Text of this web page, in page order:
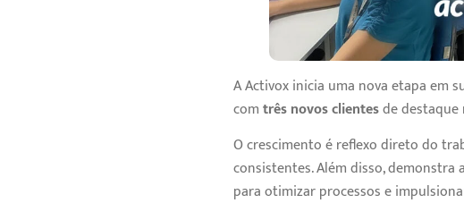
A Activox inicia uma nova etapa em
comtrês novos clientesde
O crescimento é reflexo direto do
consistentes. Além disso,
para otimizar processos e